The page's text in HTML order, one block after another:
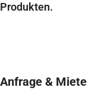
Produkten.
Anfrage & Miete